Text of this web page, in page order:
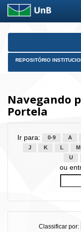
Skip
REPOSITÓRIO
Navegando
Portela
Ir para: 0-9 A
J
K L M
U
ou
Classificar por: